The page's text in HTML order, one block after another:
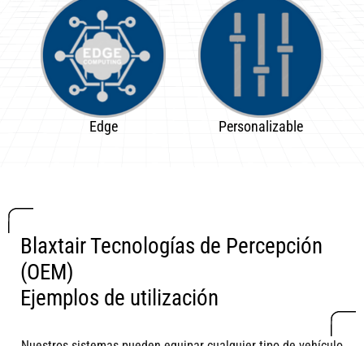
Edge Personalizable
Blaxtair Tecnologías de Percepción
(OEM)
Ejemplos de utilización